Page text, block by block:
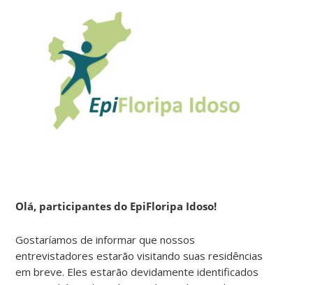
Olá, participantes do EpiFloripa Idoso!
Gostaríamos de informar que nossos
entrevistadores estarão visitando suas residências
em breve. Eles estarão devidamente identificados